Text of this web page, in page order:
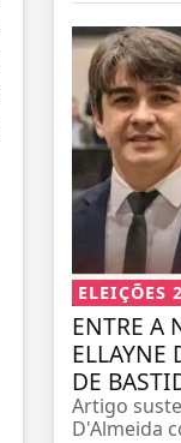
ENTRE A
ELLAYNE
DE
Artigo
D'Almeida